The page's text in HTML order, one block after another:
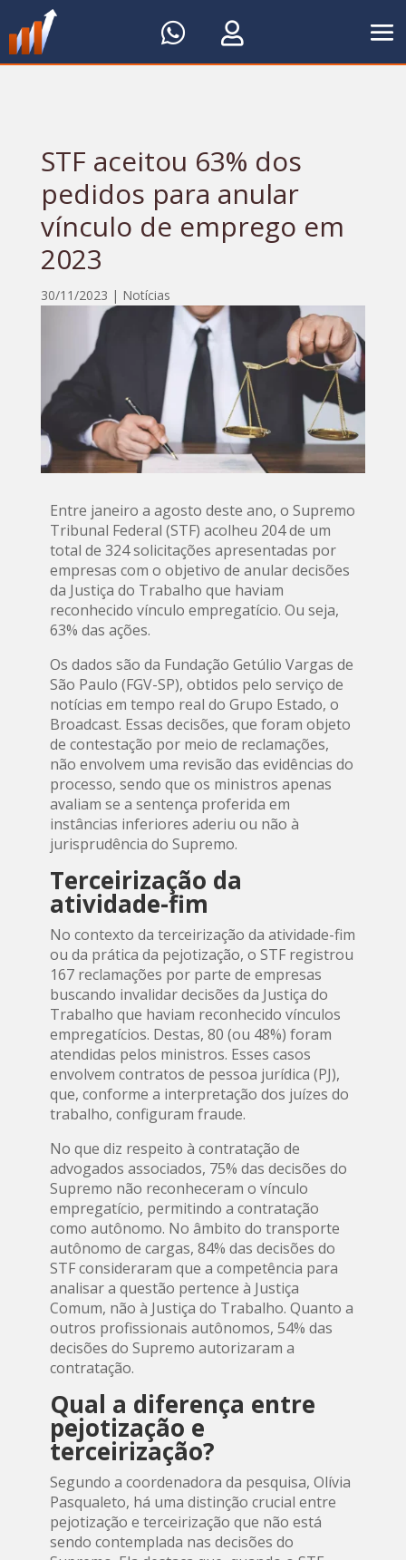
 
STF aceitou 63% dos
pedidos para anular
vínculo de emprego em
2023
30/11/2023 | Notícias
Entre janeiro a agosto deste ano, o Supremo
Tribunal Federal (STF) acolheu 204 de um
total de 324 solicitações apresentadas por
empresas com o objetivo de anular decisões
da Justiça do Trabalho que haviam
reconhecido vínculo empregatício. Ou seja,
63% das ações.
Os dados são da Fundação Getúlio Vargas de
São Paulo (FGV-SP), obtidos pelo serviço de
notícias em tempo real do Grupo Estado, o
Broadcast. Essas decisões, que foram objeto
de contestação por meio de reclamações,
não envolvem uma revisão das evidências do
processo, sendo que os ministros apenas
avaliam se a sentença proferida em
instâncias inferiores aderiu ou não à
jurisprudência do Supremo.
Terceirização da
atividade-fim
No contexto da terceirização da atividade-fim
ou da prática da pejotização, o STF registrou
167 reclamações por parte de empresas
buscando invalidar decisões da Justiça do
Trabalho que haviam reconhecido vínculos
empregatícios. Destas, 80 (ou 48%) foram
atendidas pelos ministros. Esses casos
envolvem contratos de pessoa jurídica (PJ),
que, conforme a interpretação dos juízes do
trabalho, configuram fraude.
No que diz respeito à contratação de
advogados associados, 75% das decisões do
Supremo não reconheceram o vínculo
empregatício, permitindo a contratação
como autônomo. No âmbito do transporte
autônomo de cargas, 84% das decisões do
STF consideraram que a competência para
analisar a questão pertence à Justiça
Comum, não à Justiça do Trabalho. Quanto a
outros profissionais autônomos, 54% das
decisões do Supremo autorizaram a
contratação.
Qual a diferença entre
pejotização e
terceirização?
Segundo a coordenadora da pesquisa, Olívia
Pasqualeto, há uma distinção crucial entre
pejotização e terceirização que não está
sendo contemplada nas decisões do